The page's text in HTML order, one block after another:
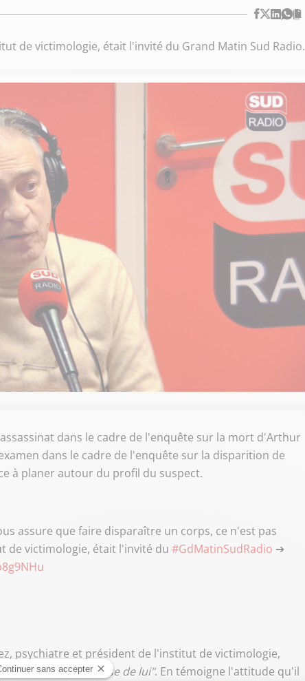
de victimologie, était l'invité du Grand Matin Sud Radio.
dans le cadre de l'enquête sur la mort d'Arthur
dans le cadre de l'enquête sur la disparition de
à planer autour du profil du suspect.
assure que faire disparaître un corps, ce n'est pas
de victimologie, était l'invité du #GdMatinSudRadio ➔
psychiatre et président de l'institut de victimologie,
très grande maîtrise de lui". En témoigne l'attitude qu'il